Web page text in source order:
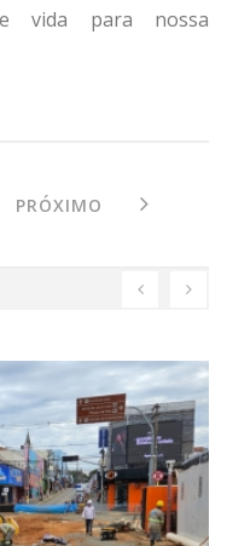
vida para nossa
PRÓXIMO